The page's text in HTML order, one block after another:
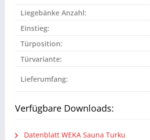
Liegebänke Anzahl:
Einstieg:
Türposition:
Türvariante:
Lieferumfang:
Verfügbare Downloads:
Datenblatt WEKA Sauna Turku